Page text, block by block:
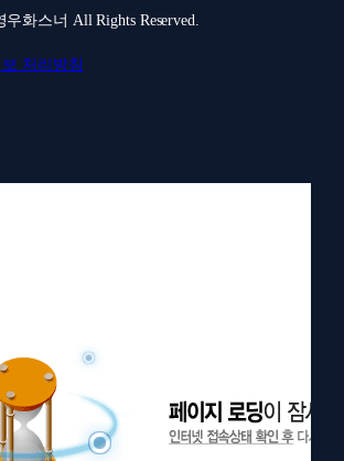
화스너 All Rights Reserved.
처리방침